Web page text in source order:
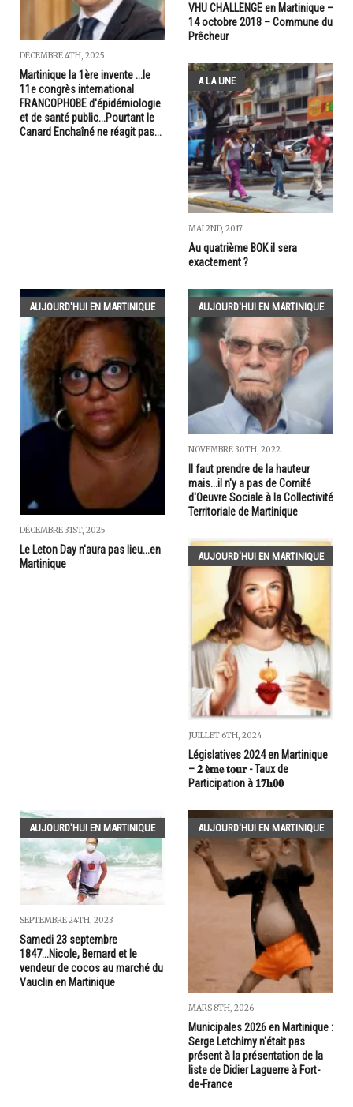
DÉCEMBRE 4TH, 2025
Martinique la 1ère invente ...le
11e congrès international
FRANCOPHOBE d'épidémiologie
et de santé public...Pourtant le
Canard Enchaîné ne réagit pas...
VHU CHALLENGE en Martinique –
14 octobre 2018 – Commune du
Prêcheur
A LA UNE
MAI 2ND, 2017
Au quatrième BOK il sera
exactement ?
AUJOURD'HUI EN MARTINIQUE
DÉCEMBRE 31ST, 2025
Le Leton Day n'aura pas lieu...en
Martinique
AUJOURD'HUI EN MARTINIQUE
NOVEMBRE 30TH, 2022
Il faut prendre de la hauteur
mais...il n'y a pas de Comité
d'Oeuvre Sociale à la Collectivité
Territoriale de Martinique
AUJOURD'HUI EN MARTINIQUE
JUILLET 6TH, 2024
Législatives 2024 en Martinique
– 𝟐 𝐞̀𝐦𝐞 𝐭𝐨𝐮𝐫 - Taux de
Participation à 𝟏𝟕𝐡𝟎𝟎
AUJOURD'HUI EN MARTINIQUE
SEPTEMBRE 24TH, 2023
Samedi 23 septembre
1847...Nicole, Bernard et le
vendeur de cocos au marché du
Vauclin en Martinique
AUJOURD'HUI EN MARTINIQUE
MARS 8TH, 2026
Municipales 2026 en Martinique :
Serge Letchimy n'était pas
présent à la présentation de la
liste de Didier Laguerre à Fort-
de-France